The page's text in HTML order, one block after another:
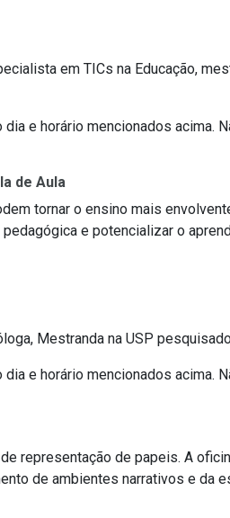
em TICs na Educação,
e horário mencionados acima.
de Aula
tornar o ensino mais
e potencializar o
Mestranda na USP
e horário mencionados acima.
representação de papeis. A
de ambientes narrativos e da